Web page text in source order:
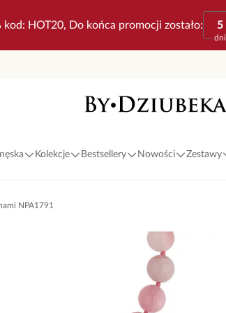
kod: HOT20, Do końca promocji zostało: 5
dni
Kolekcje Bestsellery Nowości Zestawy
NPA1791